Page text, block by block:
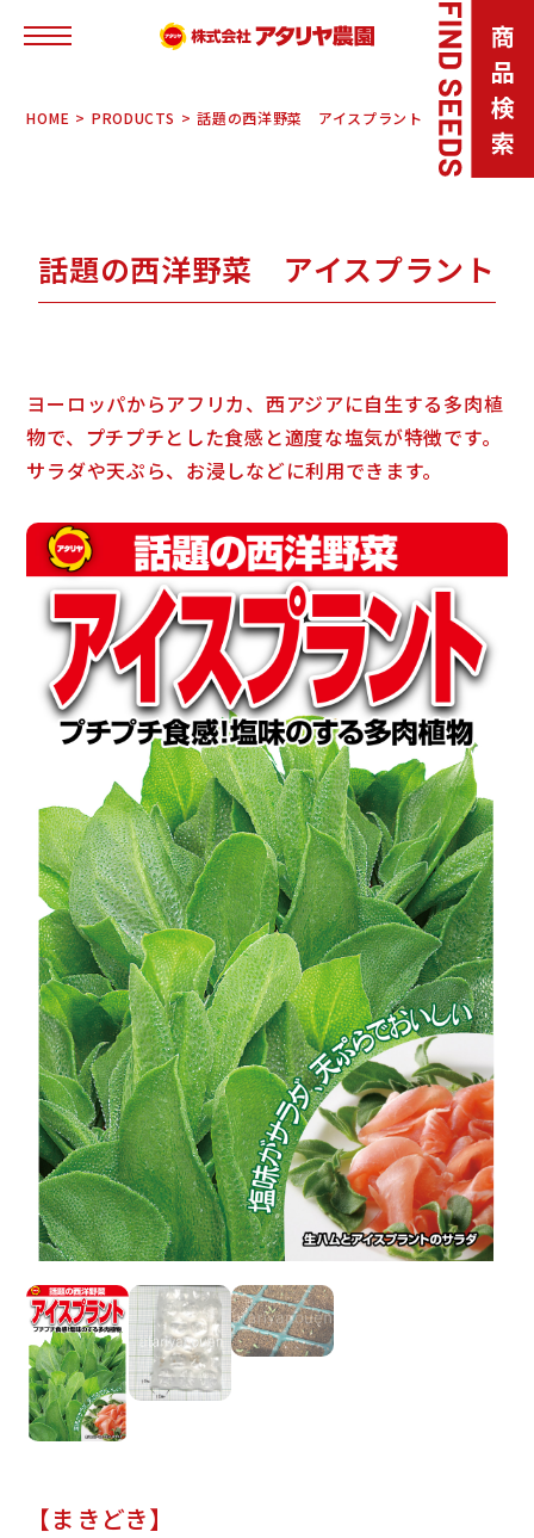
HOME PRODUCTS 話題の西洋野菜 アイスプラント
話題の西洋野菜 アイスプラント
ヨーロッパからアフリカ、西アジアに自生する多肉植
物で、プチプチとした食感と適度な塩気が特徴です。
サラダや天ぷら、お浸しなどに利用できます。
【まきどき】